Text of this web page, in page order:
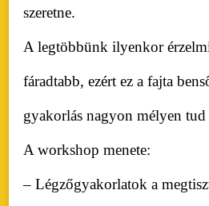
szeretne.
A legtöbbünk ilyenkor
fáradtabb, ezért ez a fajta
gyakorlás nagyon mélyen
A workshop menete:
– Légzőgyakorlatok a